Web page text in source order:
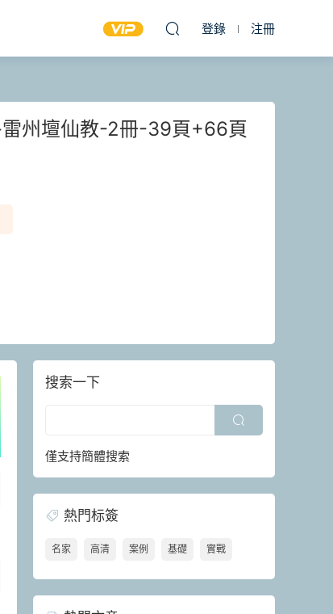
登錄 注冊
州壇仙教-2冊-39頁+66頁
搜索一下
僅支持簡體搜索
熱門标簽
名家 高清 案例 基礎 實戰